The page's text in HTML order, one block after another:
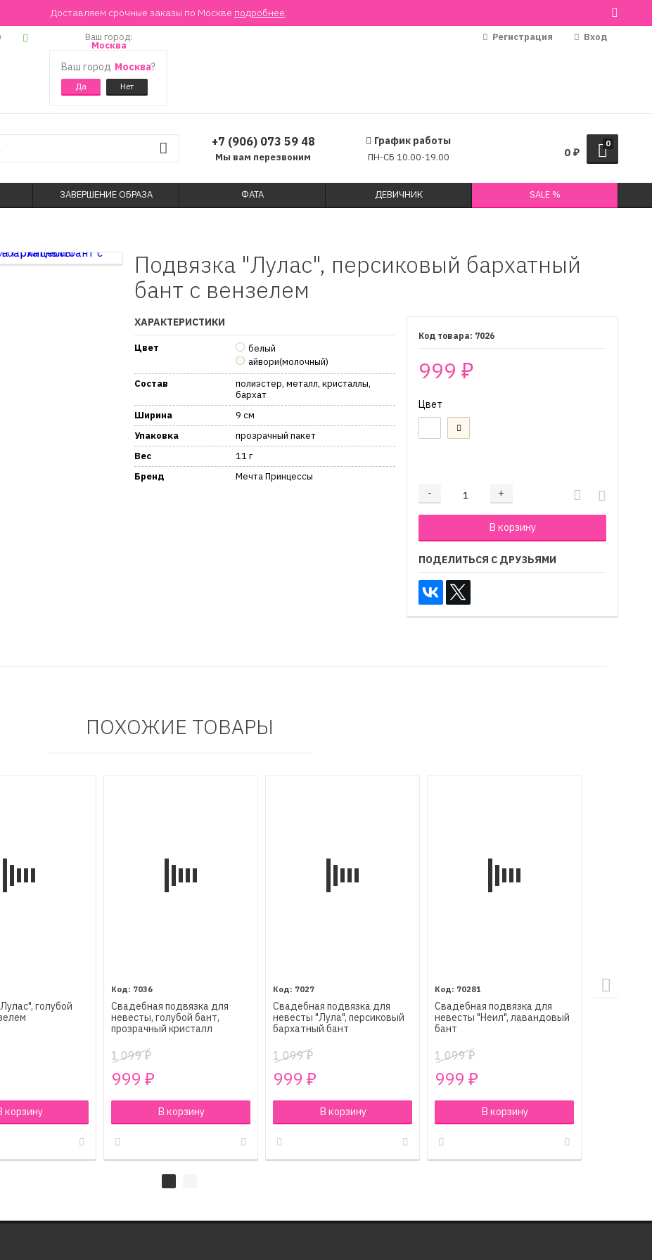
Доставляем срочные заказы по Москве подробнее.
Ваш город:
Москва
Ваш город Москва?
Регистрация Вход
+7 (906) 073 59 48
Мы вам перезвоним
График работы
ПН-СБ 10.00-19.00
0
0 ₽
ЗАВЕРШЕНИЕ ОБРАЗА ФАТА ДЕВИЧНИК SALE %
Подвязка "Лулас", персиковый бархатный
бант с вензелем
7026
999 ₽
Цвет
- +
Добавляется...
В корзину
Добавлен
ПОДЕЛИТЬСЯ С ДРУЗЬЯМИ
ХАРАКТЕРИСТИКИ
Цвет
белый
айвори(молочный)
Состав
полиэстер, металл, кристаллы,
бархат
Ширина
9 см
Упаковка
прозрачный пакет
Вес
11 г
Бренд
Мечта Принцессы
ПОХОЖИЕ ТОВАРЫ
голубой
корзину
7036
Свадебная подвязка для
невесты, голубой бант,
прозрачный кристалл
1 099₽
999 ₽
В корзину
7027
Свадебная подвязка для
невесты "Лула", персиковый
бархатный бант
1 099₽
999 ₽
В корзину
70281
Свадебная подвязка для
невесты "Неил", лавандовый
бант
1 099₽
999 ₽
В корзину